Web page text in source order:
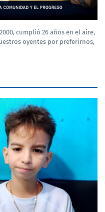
cumplió 26 años en el aire,
oyentes por preferirnos,